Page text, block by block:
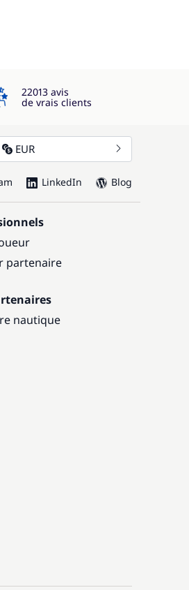
22013 avis
de vrais clients
EUR
LinkedIn Blog
partenaire
nautique